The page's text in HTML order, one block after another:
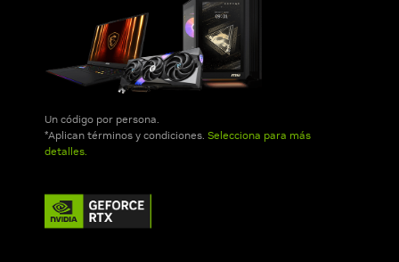
Un código por persona.
*Aplican términos y condiciones. Selecciona para más
detalles.